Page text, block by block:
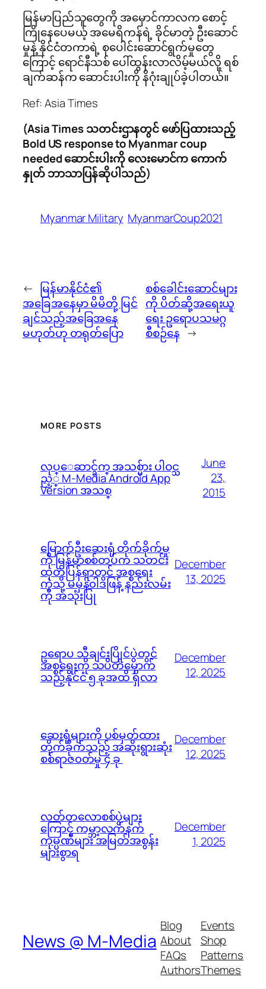
မြန်မာပြည်သူတွေကို အမှောင်ကာလက စောင့်
ကြို​နေပေမယ့် အမေရိကန်ရဲ့ ခိုင်မာတဲ့ ဦးဆောင်
မှုနဲ့ နိုင်ငံတကာရဲ့ စုပေါင်းဆောင်ရွက်မှုတွေ
ကြောင့် ရောင်နီသစ် ပေါ်ထွန်းလာလိမ့်မယ်လို့ ရစ်
ချက်ဆန်က ဆောင်းပါးကို နိဂုံးချုပ်ခဲ့ပါတယ်။
Ref: Asia Times
(Asia Times သတင်းဌာနတွင် ဖော်ပြထားသည့်
Bold US response to Myanmar coup
needed ဆောင်းပါးကို လေးမောင်က ကောက်
နှုတ် ဘာသာပြန်ဆိုပါသည်)
Myanmar Military MyanmarCoup2021
← မြန်မာနိုင်ငံ၏
အခြေအနေမှာ မိမိတို့ မြင်
ချင်သည့်အခြေအနေ
မဟုတ်ဟု တရုတ်ပြော
စစ်ခေါင်းဆောင်များ
ကို ပိတ်ဆို့အရေးယူ
ရေး ဥရောပသမဂ္ဂ
စီစဉ်နေ →
MORE POSTS
လုပ္ေဆာင္ခ်က္ အသစ္မ်ား ပါဝင္သ
ည့္ M-Media Android App
Version အသစ္
June
23,
2015
မြောက်ဦးဆေးရုံ တိုက်ခိုက်မှု
ကို မြန်မာစစ်တပ်က သတင်း
ထုတ်ပြန်ရာတွင် အစ္စရေး
ကဲ့သို့ မမှန်၀ါဒဖြန့် နည်းလမ်း
ကို အသုံးပြု
December
13, 2025
ဥရောပ သီချင်းပြိုင်ပွဲတွင်
အစ္စရေးကို သပိတ်မှောက်
သည့်နိုင်ငံ ၅ ခုအထိ ရှိလာ
December
12, 2025
ဆေးရုံများကို ပစ်မှတ်ထား
တိုက်ခိုက်သည့် အဆိုးရွားဆုံး
စစ်ရာဇ၀တ်မှု ၄ ခု
December
12, 2025
လတ်တလောစစ်ပွဲများ
ကြောင့် ကမ္ဘာ့လက်နက်
ကုမ္ပဏီများ အမြတ်အစွန်း
များစွာရ
December
1, 2025
News @ M-Media
Blog
About
FAQs
Authors
Events
Shop
Patterns
Themes